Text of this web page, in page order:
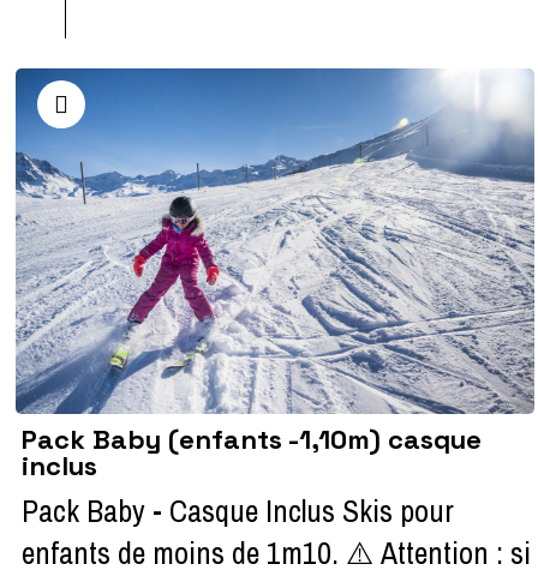
Pack Baby (enfants -1,10m) casque
inclus
Pack Baby - Casque Inclus Skis pour
enfants de moins de 1m10. ⚠️ Attention : si